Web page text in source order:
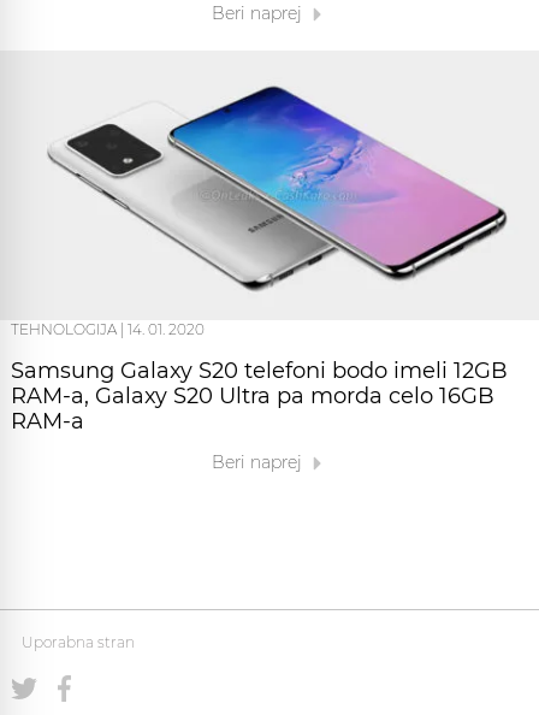
Beri naprej
TEHNOLOGIJA 14. 01. 2020
Samsung Galaxy S20 telefoni bodo imeli 12GB
RAM-a, Galaxy S20 Ultra pa morda celo 16GB
RAM-a
Beri naprej
Uporabna stran